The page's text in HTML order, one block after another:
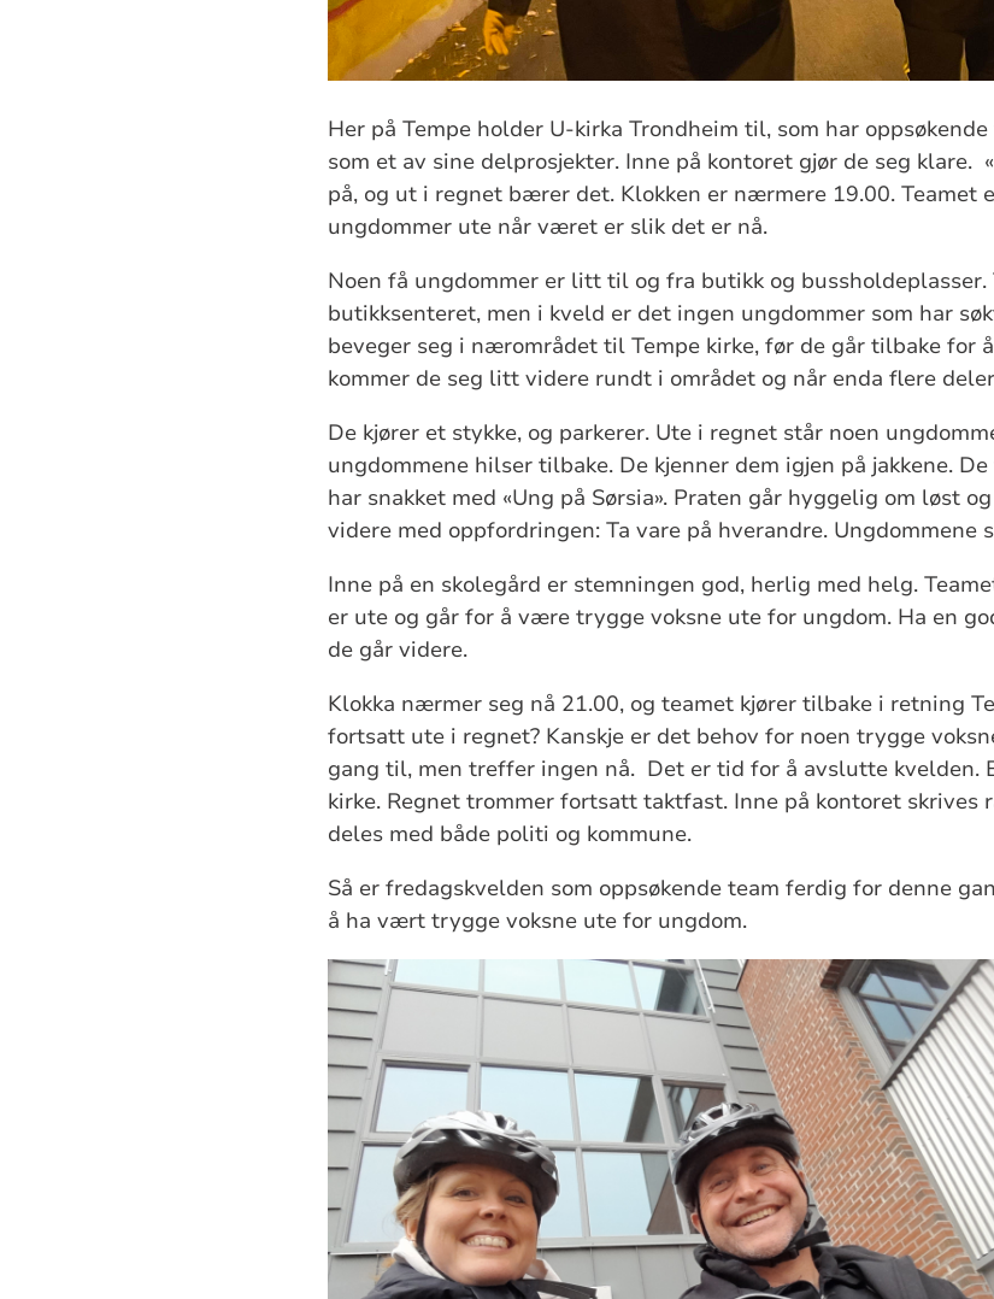
Her på Tempe holder U-kirka Trondheim til, som har
som et av sine delprosjekter. Inne på kontoret gjør de seg klare.
på, og ut i regnet bærer det. Klokken er nærmere 19.00. Teamet
ungdommer ute når været er slik det er nå.
Noen få ungdommer er litt til og fra butikk og
butikksenteret, men i kveld er det ingen ungdommer som har
beveger seg i nærområdet til Tempe kirke, før de går tilbake for
kommer de seg litt videre rundt i området og når enda flere
De kjører et stykke, og parkerer. Ute i regnet står noen
ungdommene hilser tilbake. De kjenner dem igjen på jakkene.
har snakket med «Ung på Sørsia». Praten går hyggelig om løst
videre med oppfordringen: Ta vare på hverandre. Ungdommene
Inne på en skolegård er stemningen god, herlig med helg.
er ute og går for å være trygge voksne ute for ungdom. Ha en
de går videre.
Klokka nærmer seg nå 21.00, og teamet kjører tilbake i retning
fortsatt ute i regnet? Kanskje er det behov for noen trygge
gang til, men treffer ingen nå. Det er tid for å avslutte kvelden.
kirke. Regnet trommer fortsatt taktfast. Inne på kontoret skrives
deles med både politi og kommune.
Så er fredagskvelden som oppsøkende team ferdig for denne
å ha vært trygge voksne ute for ungdom.